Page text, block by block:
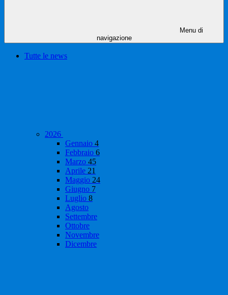
Menu di
navigazione
Tutte le news
2026
Gennaio 4
Febbraio 6
Marzo 45
Aprile 21
Maggio 24
Giugno 7
Luglio 8
Agosto
Settembre
Ottobre
Novembre
Dicembre